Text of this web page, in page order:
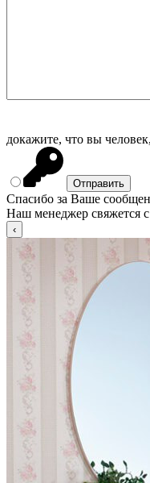
докажите, что вы
Спасибо за Ваше
Наш менеджер свяжется